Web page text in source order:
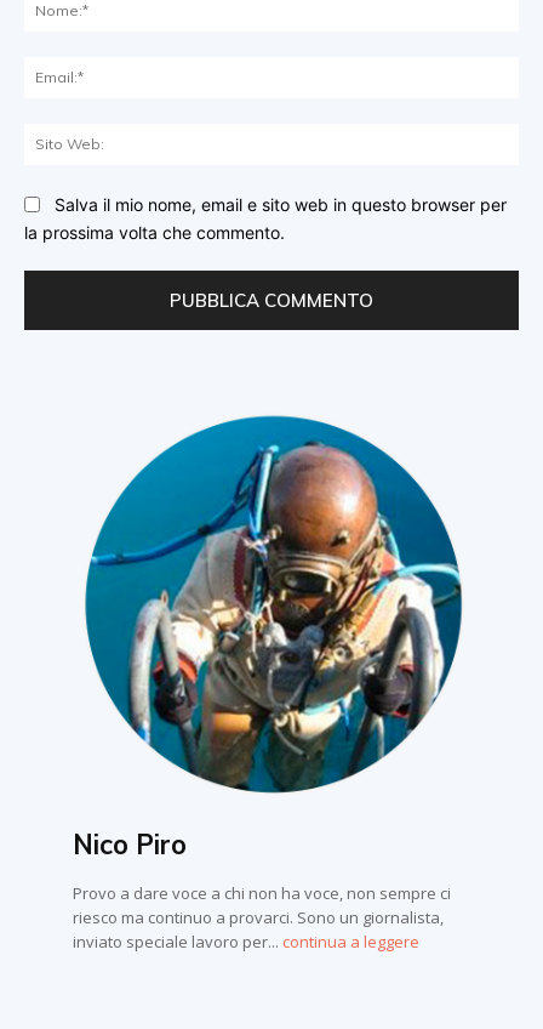
Salva il mio nome, email e sito web in questo browser per
la prossima volta che commento.
Nico Piro
Provo a dare voce a chi non ha voce, non sempre ci
riesco ma continuo a provarci. Sono un giornalista,
inviato speciale lavoro per... continua a leggere